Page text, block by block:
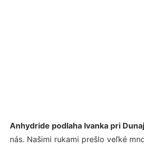
Anhydride podlaha Ivanka pri
nás. Našimi rukami prešlo veľké